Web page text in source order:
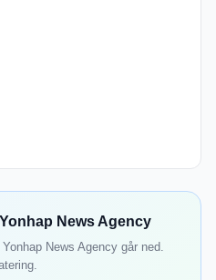
News Agency
News Agency går ned.